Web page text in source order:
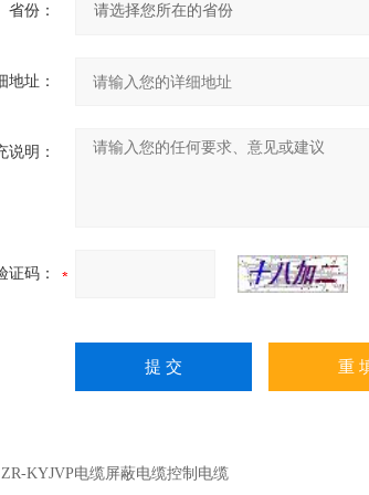
省份：
地址：
说明：
证码：
ZR-KYJVP电缆屏蔽电缆控制电缆